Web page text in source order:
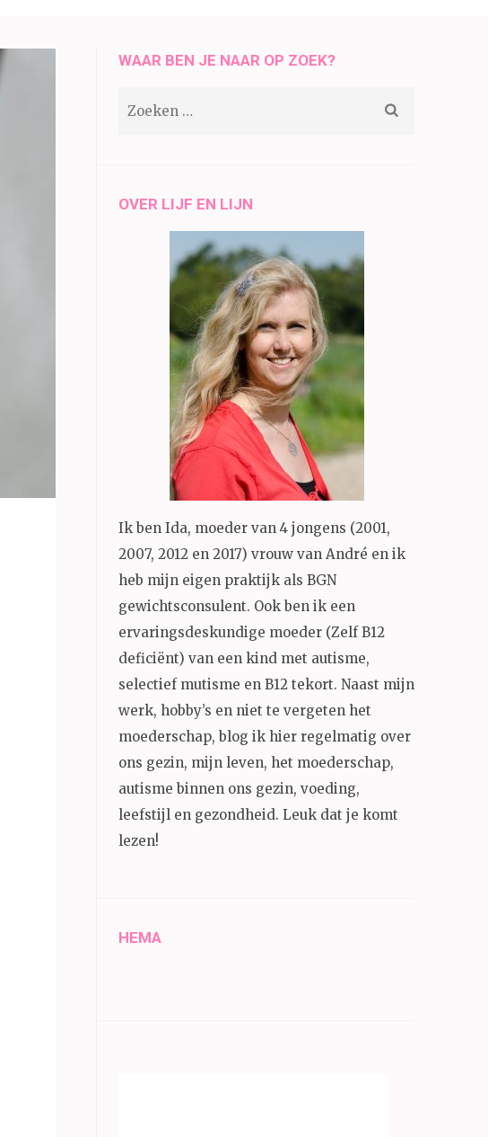
WAAR BEN JE NAAR OP ZOEK?
OVER LIJF EN LIJN
Ik ben Ida, moeder van 4 jongens (2001,
2007, 2012 en 2017) vrouw van André en ik
heb mijn eigen praktijk als BGN
gewichtsconsulent. Ook ben ik een
ervaringsdeskundige moeder (Zelf B12
deficiënt) van een kind met autisme,
selectief mutisme en B12 tekort. Naast mijn
werk, hobby’s en niet te vergeten het
moederschap, blog ik hier regelmatig over
ons gezin, mijn leven, het moederschap,
autisme binnen ons gezin, voeding,
leefstijl en gezondheid. Leuk dat je komt
lezen!
HEMA